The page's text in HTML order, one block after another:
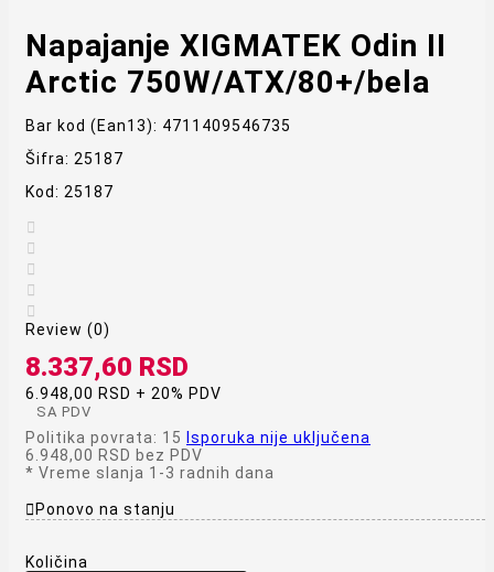
Napajanje XIGMATEK Odin II
Arctic 750W/ATX/80+/bela
Bar kod (Ean13): 4711409546735
Šifra: 25187
Kod: 25187





Review (0)
8.337,60 RSD
6.948,00 RSD + 20% PDV
SA PDV
Politika povrata: 15
Isporuka nije uključena
6.948,00 RSD bez PDV
* Vreme slanja 1-3 radnih dana
 Ponovo na stanju
Količina